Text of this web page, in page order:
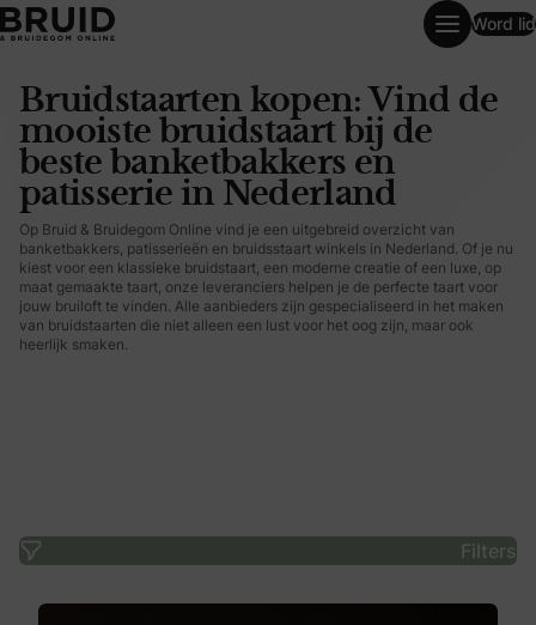
Bruidstaarten kopen: Vind de mooiste bruidstaart bij de
Word lid
Bruidstaarten kopen: Vind de
mooiste bruidstaart bij de
beste banketbakkers en
patisserie in Nederland
Op Bruid & Bruidegom Online vind je een uitgebreid overzicht van
banketbakkers, patisserieën en bruidsstaart winkels in Nederland. Of je nu
kiest voor een klassieke bruidstaart, een moderne creatie of een luxe, op
maat gemaakte taart, onze leveranciers helpen je de perfecte taart voor
jouw bruiloft te vinden. Alle aanbieders zijn gespecialiseerd in het maken
van bruidstaarten die niet alleen een lust voor het oog zijn, maar ook
heerlijk smaken.
Filters